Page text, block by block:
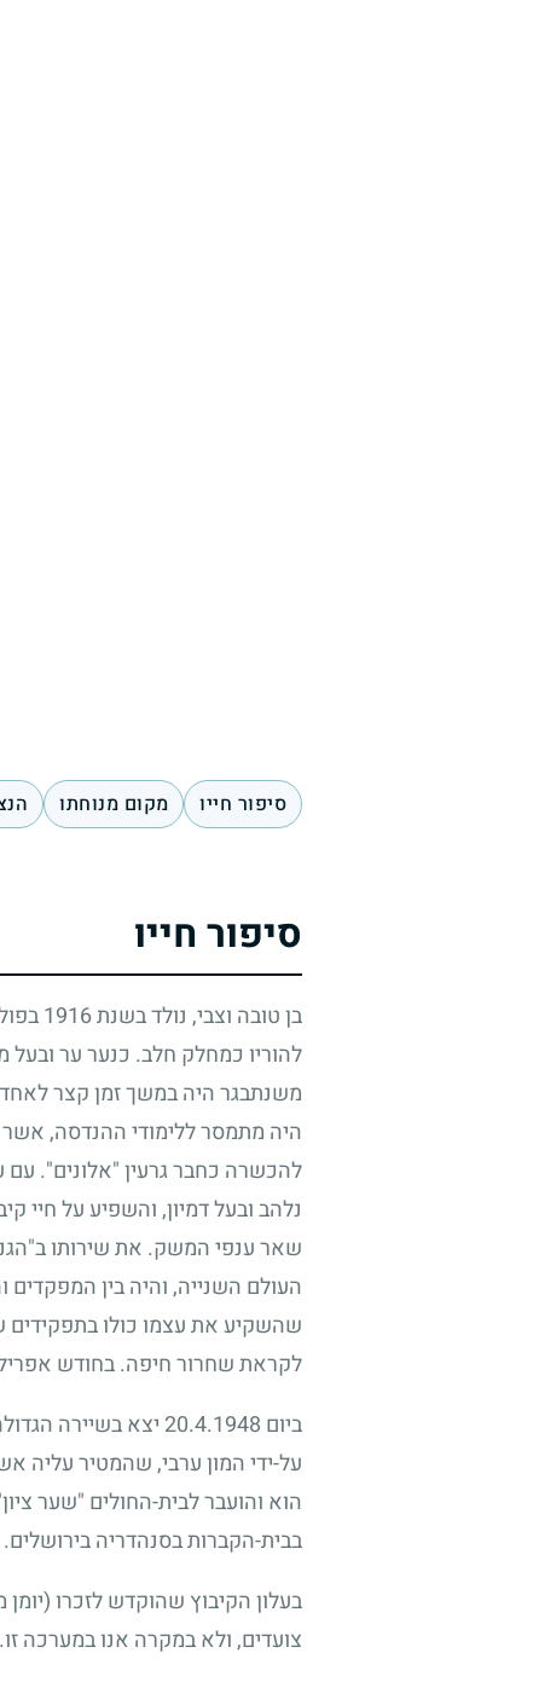
סיפור חייו מקום מנוחתו
סיפור חייו
בן טובה וצבי, נולד בשנת1916
להוריו כמחלק חלב. כנער ער
משנתבגר היה במשך זמן קצר לאחד
היה מתמסר ללימודי ההנדסה, אשר
להכשרה כחבר גרעין "אלונים". עם
נלהב ובעל דמיון, והשפיע על חיי
שאר ענפי המשק. את שירותו
העולם השנייה, והיה בין
שהשקיע את עצמו כולו
לקראת שחרור חיפה. בחודש
ביום 20.4.1948 יצא בשיירה
על-ידי המון ערבי, שהמטיר עליה
הוא והועבר לבית-החולים "שער
בבית-הקברות בסנהדריה
בעלון הקיבוץ שהוקדש לזכרו (יומן
צועדים, ולא במקרה אנו במערכה